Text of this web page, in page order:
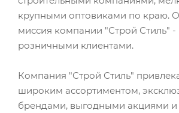
крупными оптовиками по краю.
миссия компании "Строй Стиль" -
розничными клиентами.
Компания "Строй Стиль"
широким ассортиментом,
брендами, выгодными акциями и